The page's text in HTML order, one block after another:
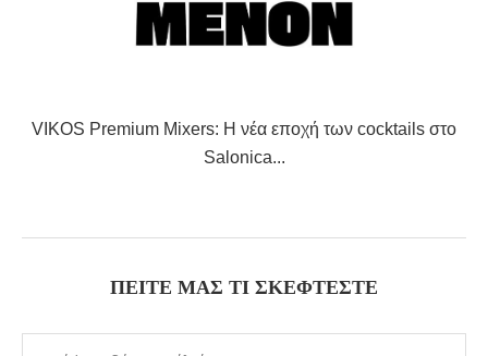
VIKOS Premium Mixers: Η νέα εποχή των cocktails στο
Salonica...
ΠΕΊΤΕ ΜΑΣ ΤΙ ΣΚΈΦΤΕΣΤΕ